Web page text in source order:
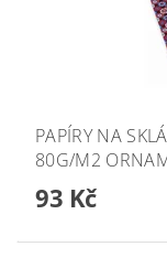
PAPÍRY NA
80G/M2
93 Kč